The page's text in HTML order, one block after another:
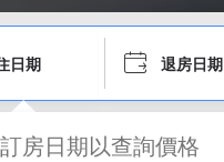
日期 退房日期
房日期以查詢價格